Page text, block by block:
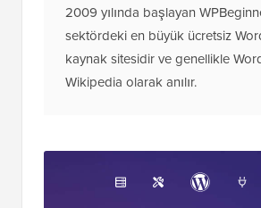
2009 yılında başlayan
sektördeki en büyük ücretsiz
kaynak sitesidir ve genellikle
Wikipedia olarak anılır.